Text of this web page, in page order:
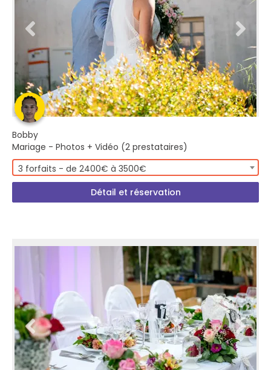
Bobby
Mariage - Photos + Vidéo (2 prestataires)
3 forfaits - de 2400€ à 3500€
Détail et réservation